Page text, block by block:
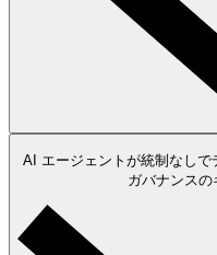
AI エージェントが統制なし
ガバナンス